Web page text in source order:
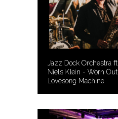
Jazz Dock Orchestra ft.
Niels Klein - Worn Out
Lovesong Machine